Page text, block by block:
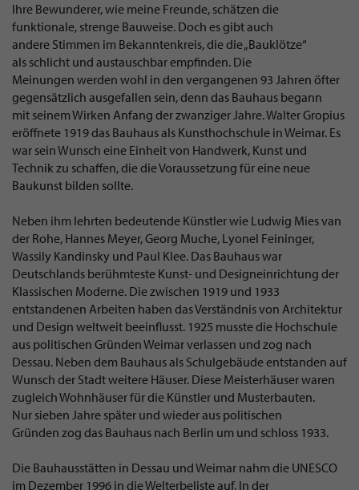
Ihre Bewunderer, wie meine Freunde, schätzen die
funktionale, strenge Bauweise. Doch es gibt auch
andere Stimmen im Bekanntenkreis, die die „Bauklötze“
als schlicht und austauschbar empfinden. Die
Meinungen werden wohl in den vergangenen 93 Jahren öfter
gegensätzlich ausgefallen sein, denn das Bauhaus begann
mit seinem Wirken Anfang der zwanziger Jahre. Walter Gropius
eröffnete 1919 das Bauhaus als Kunsthochschule in Weimar. Es
war sein Wunsch eine Einheit von Handwerk, Kunst und
Technik zu schaffen, die die Voraussetzung für eine neue
Baukunst bilden sollte.
Neben ihm lehrten bedeutende Künstler wie Ludwig Mies van
der Rohe, Hannes Meyer, Georg Muche, Lyonel Feininger,
Wassily Kandinsky und Paul Klee. Das Bauhaus war
Deutschlands berühmteste Kunst- und Designeinrichtung der
Klassischen Moderne. Die zwischen 1919 und 1933
entstandenen Arbeiten haben das Verständnis von Architektur
und Design weltweit beeinflusst. 1925 musste die Hochschule
aus politischen Gründen Weimar verlassen und zog nach
Dessau. Neben dem Bauhaus als Schulgebäude entstanden auf
Wunsch der Stadt weitere Häuser. Diese Meisterhäuser waren
zugleich Wohnhäuser für die Künstler und Musterbauten.
Nur sieben Jahre später und wieder aus politischen
Gründen zog das Bauhaus nach Berlin um und schloss 1933.
Die Bauhausstätten in Dessau und Weimar nahm die UNESCO
im Dezember 1996 in die Welterbeliste auf. In der